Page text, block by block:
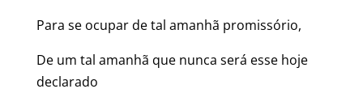
Para se ocupar de tal amanhã promissório,
De um tal amanhã que nunca será esse hoje
declarado